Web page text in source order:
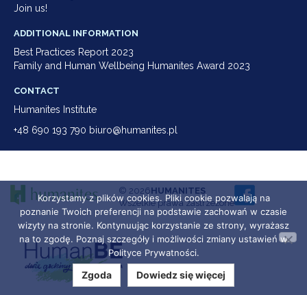
Join us!
ADDITIONAL INFORMATION
Best Practices Report 2023
Family and Human Wellbeing Humanites Award 2023
CONTACT
Humanites Institute
+48 690 193 790 biuro@humanites.pl
Korzystamy z plików cookies. Pliki cookie pozwalają na
poznanie Twoich preferencji na podstawie zachowań w czasie
wizyty na stronie. Kontynuując korzystanie ze strony, wyrażasz
na to zgodę. Poznaj szczegóły i możliwości zmiany ustawień w
Polityce Prywatności.
Zgoda Dowiedz się więcej
© 2026HUMANITES
Wszelkie prawa zastrzeżone